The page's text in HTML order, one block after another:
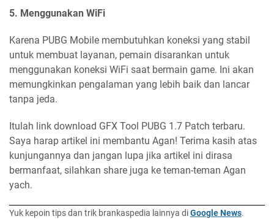
5. Menggunakan WiFi
Karena PUBG Mobile membutuhkan koneksi yang stabil
untuk membuat layanan, pemain disarankan untuk
menggunakan koneksi WiFi saat bermain game. Ini akan
memungkinkan pengalaman yang lebih baik dan lancar
tanpa jeda.
Itulah link download GFX Tool PUBG 1.7 Patch terbaru.
Saya harap artikel ini membantu Agan! Terima kasih atas
kunjungannya dan jangan lupa jika artikel ini dirasa
bermanfaat, silahkan share juga ke teman-teman Agan
yach.
Yuk kepoin tips dan trik brankaspedia lainnya diGoogle News.